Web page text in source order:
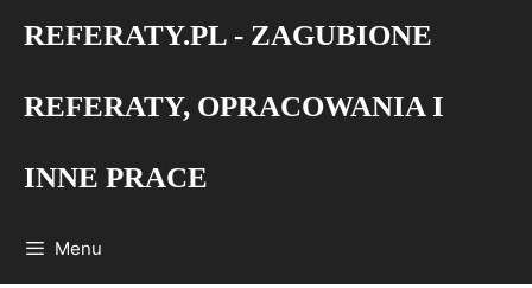
REFERATY.PL - ZAGUBIONE
REFERATY, OPRACOWANIA I
INNE PRACE
Menu